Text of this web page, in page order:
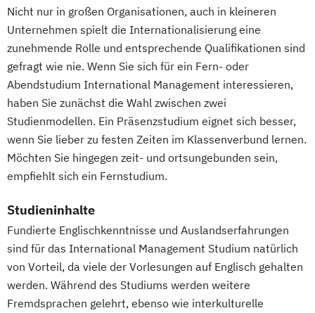
Nicht nur in großen Organisationen, auch in kleineren
Unternehmen spielt die Internationalisierung eine
zunehmende Rolle und entsprechende Qualifikationen sind
gefragt wie nie. Wenn Sie sich für ein Fern- oder
Abendstudium International Management interessieren,
haben Sie zunächst die Wahl zwischen zwei
Studienmodellen. Ein Präsenzstudium eignet sich besser,
wenn Sie lieber zu festen Zeiten im Klassenverbund lernen.
Möchten Sie hingegen zeit- und ortsungebunden sein,
empfiehlt sich ein Fernstudium.
Studieninhalte
Fundierte Englischkenntnisse und Auslandserfahrungen
sind für das International Management Studium natürlich
von Vorteil, da viele der Vorlesungen auf Englisch gehalten
werden. Während des Studiums werden weitere
Fremdsprachen gelehrt, ebenso wie interkulturelle